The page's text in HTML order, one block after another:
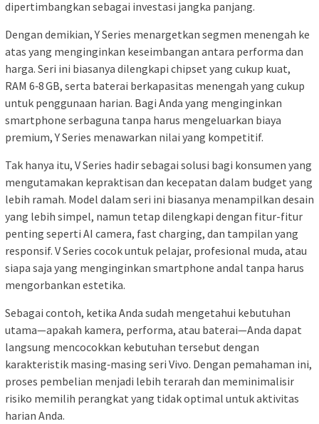
dipertimbangkan sebagai investasi jangka panjang.
Dengan demikian, Y Series menargetkan segmen menengah ke
atas yang menginginkan keseimbangan antara performa dan
harga. Seri ini biasanya dilengkapi chipset yang cukup kuat,
RAM 6‑8 GB, serta baterai berkapasitas menengah yang cukup
untuk penggunaan harian. Bagi Anda yang menginginkan
smartphone serbaguna tanpa harus mengeluarkan biaya
premium, Y Series menawarkan nilai yang kompetitif.
Tak hanya itu, V Series hadir sebagai solusi bagi konsumen yang
mengutamakan kepraktisan dan kecepatan dalam budget yang
lebih ramah. Model dalam seri ini biasanya menampilkan desain
yang lebih simpel, namun tetap dilengkapi dengan fitur-fitur
penting seperti AI camera, fast charging, dan tampilan yang
responsif. V Series cocok untuk pelajar, profesional muda, atau
siapa saja yang menginginkan smartphone andal tanpa harus
mengorbankan estetika.
Sebagai contoh, ketika Anda sudah mengetahui kebutuhan
utama—apakah kamera, performa, atau baterai—Anda dapat
langsung mencocokkan kebutuhan tersebut dengan
karakteristik masing‑masing seri Vivo. Dengan pemahaman ini,
proses pembelian menjadi lebih terarah dan meminimalisir
risiko memilih perangkat yang tidak optimal untuk aktivitas
harian Anda.